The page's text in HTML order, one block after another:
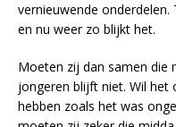
vernieuwende
en nu weer zo blijkt het.
Moeten zij dan samen die
jongeren blijft niet. Wil het
hebben zoals het was